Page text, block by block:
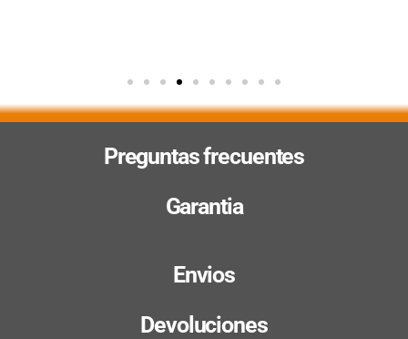
Preguntas frecuentes
Garantia
Envios
Devoluciones